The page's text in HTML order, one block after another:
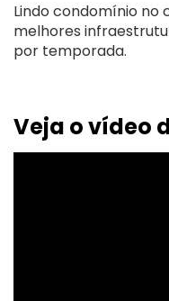
Lindo condomínio no
melhores
por temporada.
Veja o vídeo